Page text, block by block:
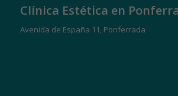
Clínica Estética en
Avenida de España 11, Ponferrada